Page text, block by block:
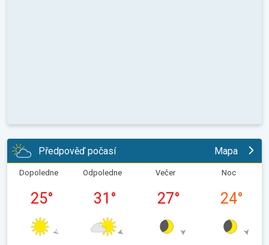
Předpověď počasí Mapa
Dopoledne
25°
Odpoledne
31 °
Večer
27°
Noc
24°